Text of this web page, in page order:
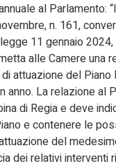
al Parlamento:
n. 161,
11 gennaio
alle Camere una
attuazione del
anno. La relazione al
di Regia e deve
e contenere le
del
dei relativi interventi